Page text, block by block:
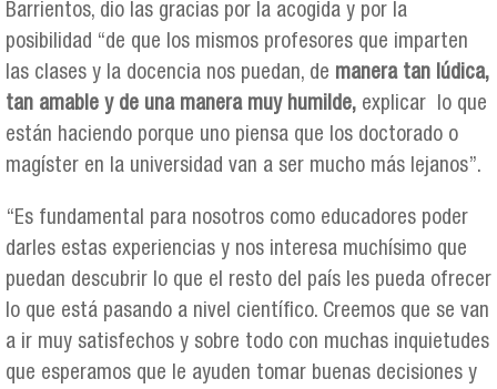
Barrientos, dio las gracias por la acogida y por la
posibilidad “de que los mismos profesores que imparten
las clases y la docencia nos puedan, de manera tan lúdica,
tan amable y de una manera muy humilde, explicar lo que
están haciendo porque uno piensa que los doctorado o
magíster en la universidad van a ser mucho más lejanos”.
“Es fundamental para nosotros como educadores poder
darles estas experiencias y nos interesa muchísimo que
puedan descubrir lo que el resto del país les pueda ofrecer
lo que está pasando a nivel científico. Creemos que se van
a ir muy satisfechos y sobre todo con muchas inquietudes
que esperamos que le ayuden tomar buenas decisiones y